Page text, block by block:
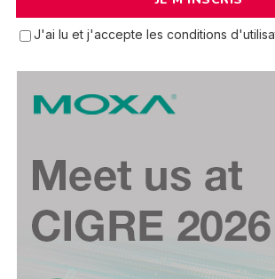
J'ai lu et j'accepte les conditions